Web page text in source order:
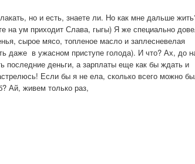
но и есть, знаете ли. Но как мне дальше
на ум приходит Слава, гыгы) Я же специально
сырое мясо, топленое масло и заплесневелая
даже в ужасном приступе голода). И что? Ах, до
последние деньги, а зарплаты еще как бы ждать и
Если бы я не ела, сколько всего можно
Ай, живем только раз,